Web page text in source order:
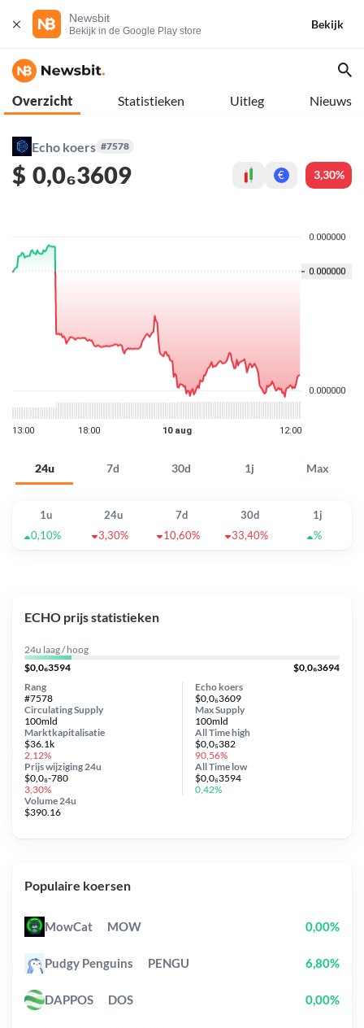
Newsbit
Bekijk in de Google Play store
Bekijk
Overzicht Statistieken Uitleg Nieuws
Echo koers #7578
$ 0,0₆3609 € 3,30%
24u 7d 30d 1j Max
1u 24u 7d 30d
1j
0,10%
3,30% 10,60% 33,40% %
ECHO prijs statistieken
24u laag / hoog
$0,0₆3594
$0,0₆3694
Echo koers
$0,0₆3609
Circulating Supply
100mld
Prijs wijziging 24u
$0,0₈-780
3,30%
Max Supply
100mld
Marktkapitalisatie
$36.1k
2,12%
Volume 24u
$390.16
Rang
#7578
All Timehigh
$0,0₅382
90,56%
All Time low
$0,0₆3594
0,42%
Populaire koersen
MowCat MOW 0,00%
Pudgy Penguins PENGU 6,80%
DAPPOS DOS 0,00%